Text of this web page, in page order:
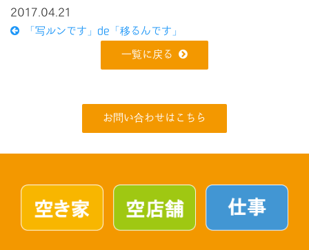
2017.04.21
「写ルンです」de「移るんです」
一覧に戻る
お問い合わせはこちら